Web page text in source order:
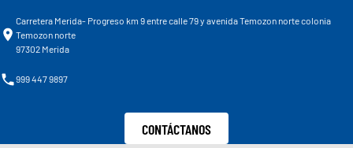
Carretera Merida- Progreso km 9 entre calle 79 y avenida Temozon norte colonia
Temozon norte
97302 Merida
999 447 9897
CONTÁCTANOS